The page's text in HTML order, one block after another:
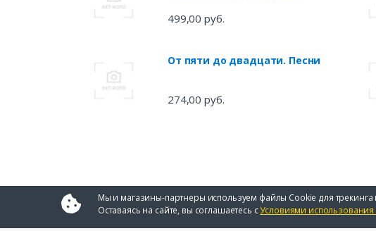
499,00 руб.
От пяти до двадцати. Песни
274,00 руб.
Мы и магазины-партнеры используем файлы Cookie для трекинга
Оставаясь на сайте, вы соглашаетесь сУсловиями